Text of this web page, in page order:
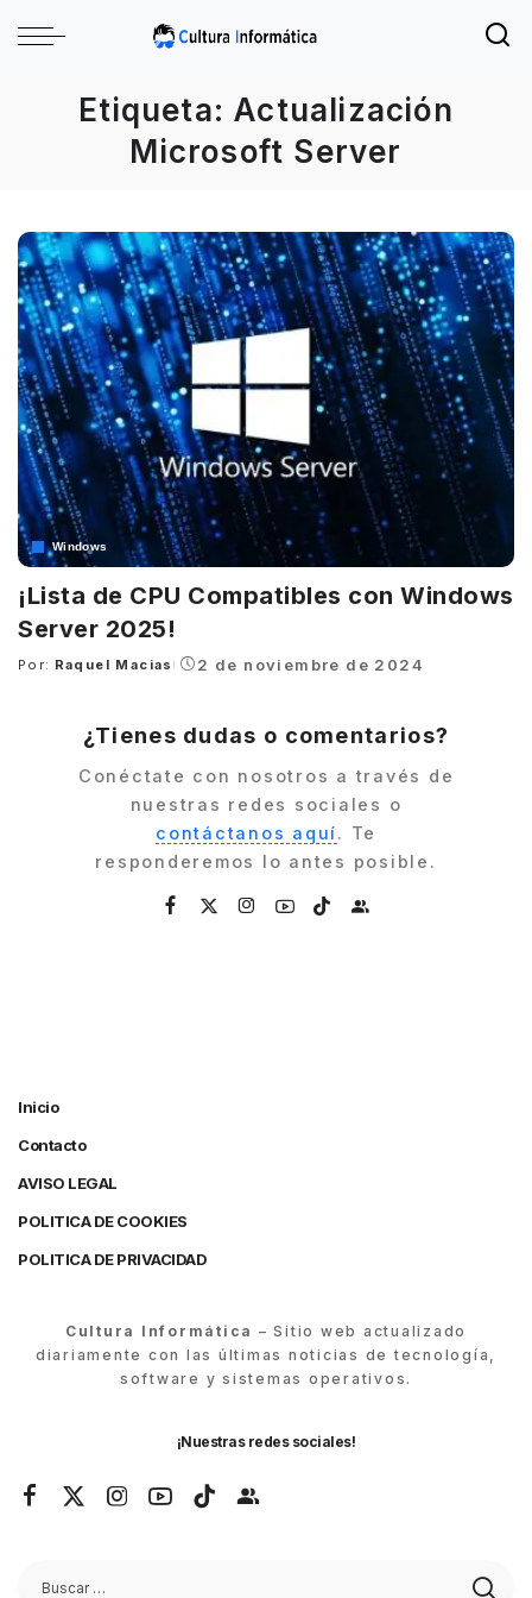
Etiqueta:Actualización
Microsoft Server
Windows
¡Lista de CPU Compatibles con Windows
Server 2025!
Posted
Por: Raquel Macias 2 de noviembre de 2024
¿Tienes dudas o comentarios?
Conéctate con nosotros a través de
nuestras redes sociales o
contáctanos aquí. Te
responderemos lo antes posible.
Inicio
Contacto
AVISO LEGAL
POLITICA DE COOKIES
POLITICA DE PRIVACIDAD
Cultura Informática – Sitio web actualizado
diariamente con las últimas noticias de tecnología,
software y sistemas operativos.
¡Nuestras redes sociales!